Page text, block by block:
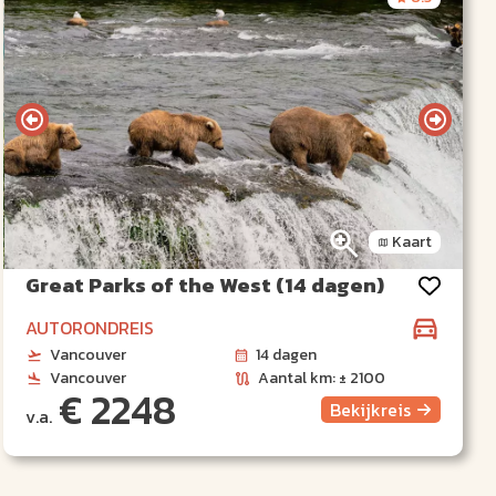
Kaart
Great Parks of the West (14 dagen)
AUTORONDREIS
Vancouver
14 dagen
Vancouver
Aantal km: ± 2100
v.a. € 2248 Bekijkreis